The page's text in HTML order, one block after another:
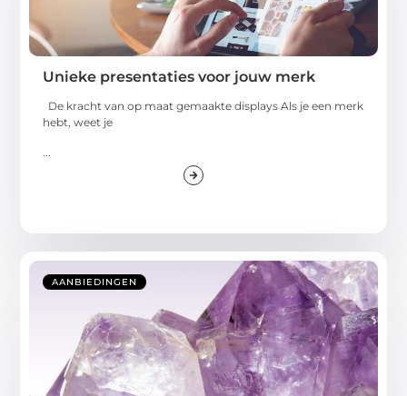
Unieke presentaties voor jouw merk
De kracht van op maat gemaakte displays Als je een merk
hebt, weet je
AANBIEDINGEN